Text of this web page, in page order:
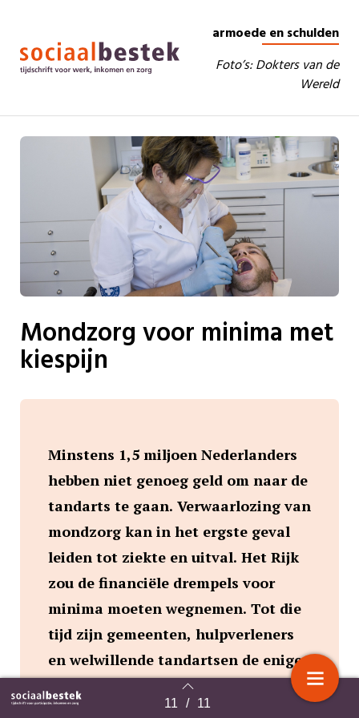
Terug naar overzicht 11 / 11
armoede en schulden
Foto’s: Dokters van de
Wereld
Mondzorg voor minima met
kiespijn
Minstens 1,5 miljoen Nederlanders
hebben niet genoeg geld om naar de
tandarts te gaan. Verwaarlozing van
mondzorg kan in het ergste geval
leiden tot ziekte en uitval. Het Rijk
zou de financiële drempels voor
minima moeten wegnemen. Tot die
tijd zijn gemeenten, hulpverleners
en welwillende tandartsen de enige
hoop voor minima met kiespijn.